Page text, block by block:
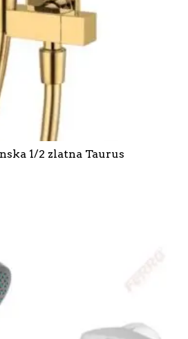
1/2 zlatna Taurus